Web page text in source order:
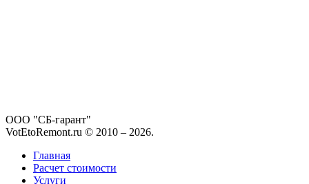
ООО "СБ-гарант"
VotEtoRemont.ru © 2010 – 2026.
Главная
Расчет стоимости
Услуги